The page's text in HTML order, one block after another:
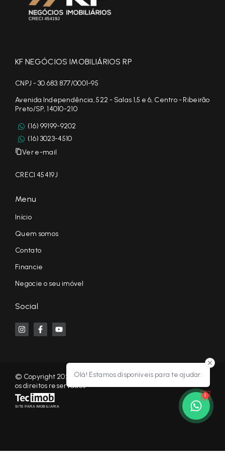
Olá! Estamos disponíveis para te ajudar.
1
KF NEGÓCIOS IMOBILIÁRIOS RP
CNPJ - 30.683.877/0001-95
Avenida Independência, 522 - Salas 1,5 e 6, Centro - Ribeirão
Preto/SP, 14010-210
(16) 99199-9202
(16) 3023-4510
Ver e-mail
CRECI 45419J
Menu
Início
Quem somos
Contato
Financie
Negocie o seu imóvel
Social
© Copyright 2026 - KF NEGÓCIOS IMOBILIÁRIOS RP - Todos
os direitos reservados
SITE PARA IMOBILIARIA